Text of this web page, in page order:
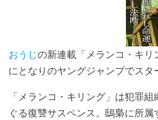
おうじの新連載「メランコ・キ
にとなりのヤングジャンプでスタ
「メランコ・キリング」は犯罪
ぐる復讐サスペンス。鴟梟に所